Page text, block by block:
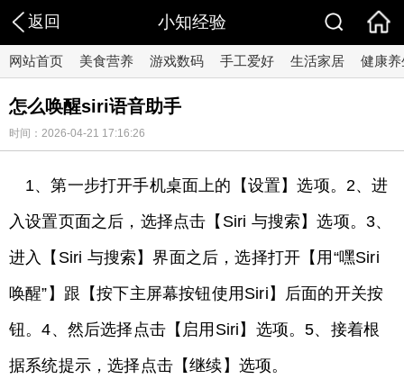
返回 小知经验
网站首页 美食营养 游戏数码 手工爱好 生活家居 健康养
怎么唤醒siri语音助手
时间：2026-04-21 17:16:26
1、第一步打开手机桌面上的【设置】选项。2、进
入设置页面之后，选择点击【Siri 与搜索】选项。3、
进入【Siri 与搜索】界面之后，选择打开【用“嘿Siri
唤醒”】跟【按下主屏幕按钮使用Siri】后面的开关按
钮。4、然后选择点击【启用Siri】选项。5、接着根
据系统提示，选择点击【继续】选项。